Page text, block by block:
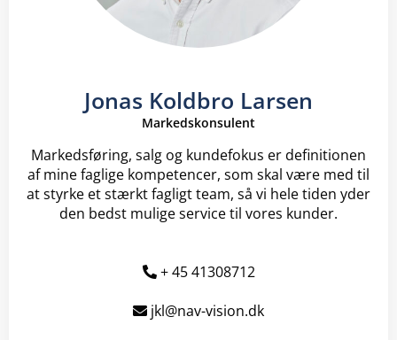
Jonas Koldbro Larsen
Markedskonsulent
Markedsføring, salg og kundefokus er definitionen
af mine faglige kompetencer, som skal være med til
at styrke et stærkt fagligt team, så vi hele tiden yder
den bedst mulige service til vores kunder.
+ 45 41308712
jkl@nav-vision.dk